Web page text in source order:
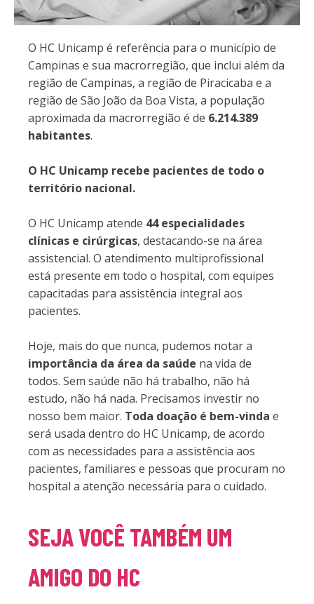
O HC Unicamp é referência para o município de
Campinas e sua macrorregião, que inclui além da
região de Campinas, a região de Piracicaba e a
região de São João da Boa Vista, a população
aproximada da macrorregião é de 6.214.389
habitantes.
O HC Unicamp recebe pacientes de todo o
território nacional.
O HC Unicamp atende 44 especialidades
clínicas e cirúrgicas, destacando-se na área
assistencial. O atendimento multiprofissional
está presente em todo o hospital, com equipes
capacitadas para assistência integral aos
pacientes.
Hoje, mais do que nunca, pudemos notar a
importância da área da saúde na vida de
todos. Sem saúde não há trabalho, não há
estudo, não há nada. Precisamos investir no
nosso bem maior. Toda doação é bem-vinda e
será usada dentro do HC Unicamp, de acordo
com as necessidades para a assistência aos
pacientes, familiares e pessoas que procuram no
hospital a atenção necessária para o cuidado.
SEJA VOCÊ TAMBÉM UM
AMIGO DO HC